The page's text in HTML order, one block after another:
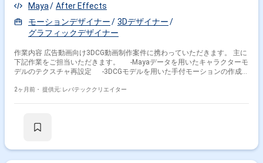
Maya
After Effects
モーションデザイナー
3Dデザイナー
グラフィックデザイナー
作業内容 広告動画向け3DCG動画制作案件に携わっていただきます。 主に
下記作業をご担当いただきます。 -Mayaデータを用いたキャラクターモ
デルのテクスチャ再設定 -3DCGモデルを用いた手付モーションの作成
モデリング
2ヶ月前・ 提供元: レバテッククリエイター